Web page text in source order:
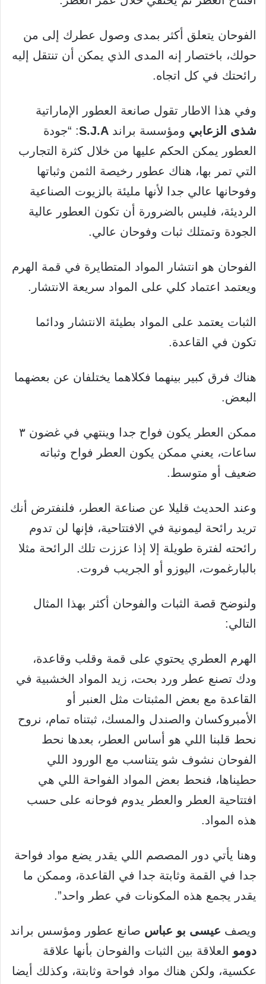
الفوحان يتعلق أكثر بمدى وصول عطرك إلى من
حولك، باختصار إنه المدى الذي يمكن أن تنتقل إليه
رائحتك في كل اتجاه.
وفي هذا الاطار تقول صانعة العطور الإماراتية
شذى
الزعابي ومؤسسة براند S.J.A: “جودة
العطور يمكن الحكم عليها من خلال كثرة التجارب
التي تمر بها، هناك عطور رخيصة الثمن وثباتها
وفوحانها عالي جدا لأنها مليئة بالزيوت الصناعية
الرديئة، فليس بالضرورة أن تكون العطور عالية
الجودة وتمتلك ثبات وفوحان عالي.
الفوحان هو انتشار المواد المتطايرة في قمة الهرم
ويعتمد اعتماد كلي على المواد سريعة الانتشار.
الثبات يعتمد على المواد بطيئة الانتشار ودائما
تكون في القاعدة.
هناك فرق كبير بينهما فكلاهما يختلفان عن بعضهما
البعض.
ممكن العطر يكون فواح جدا وينتهي في غضون ٣
ساعات، يعني ممكن يكون العطر فواح وثباته
ضعيف أو متوسط.
وعند الحديث قليلا عن صناعة العطر، فلنفترض أنك
تريد رائحة ليمونية في الافتتاحية، فإنها لن تدوم
رائحته لفترة طويلة إلا إذا عززت تلك الرائحة مثلا
بالبارغموت، اليوزو أو الجريب فروت.
ولنوضح قصة الثبات والفوحان أكثر بهذا المثال
التالي:
الهرم العطري يحتوي على قمة وقلب وقاعدة،
ودك تصنع عطر ورد بحت، زيد المواد الخشبية في
القاعدة مع بعض المثبتات مثل العنبر أو
الأمبروكسان والصندل والمسك، ثبتناه تمام، نروح
نحط قلبنا اللي هو أساس العطر، بعدها نحط
الفوحان نشوف شو يتناسب مع الورود اللي
حطيناها، فنحط بعض المواد الفواحة اللي هي
افتتاحية العطر والعطر يدوم فوحانه على حسب
هذه المواد.
وهنا يأتي دور المصصم اللي يقدر يضع مواد فواحة
جدا في القمة وثابتة جدا في القاعدة، وممكن ما
يقدر يجمع هذه المكونات في عطر واحد”.
ويصف عيسى بو عباس صانع عطور ومؤسس براند
دومو العلاقة بين الثبات والفوحان بأنها علاقة
عكسية، ولكن هناك مواد فواحة وثابتة، وكذلك أيضا